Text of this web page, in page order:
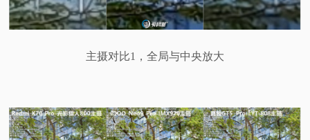
主摄对比1，全局与中央放大